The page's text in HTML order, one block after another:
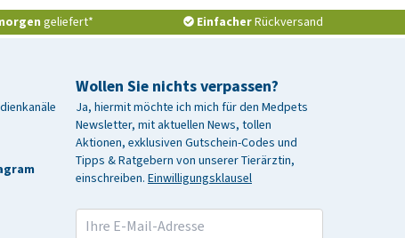
geliefert* EinfacherRückversand
Wollen Sie nichts verpassen?
Ja, hiermit möchte ich mich für den Medpets
Newsletter, mit aktuellen News, tollen
Aktionen, exklusiven Gutschein-Codes und
Tipps & Ratgebern von unserer Tierärztin,
einschreiben. Einwilligungsklausel